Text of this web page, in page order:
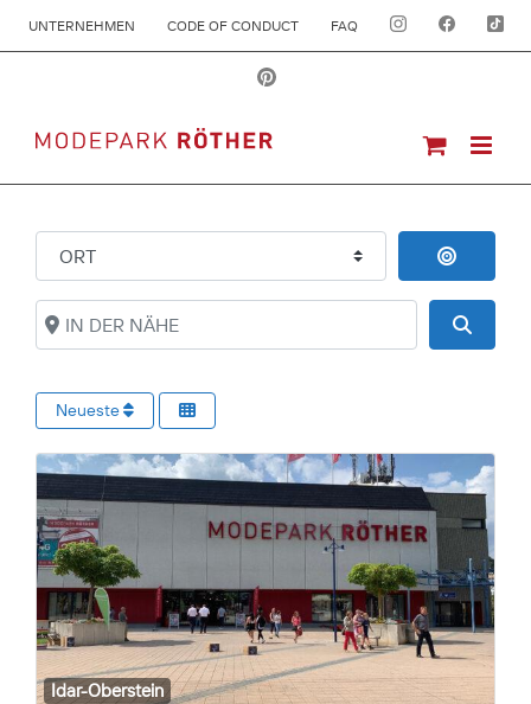
UNTERNEHMEN CODE OF CONDUCT FAQ
ORT IN DER
IN DER NÄHE
Neueste
Idar-Oberstein